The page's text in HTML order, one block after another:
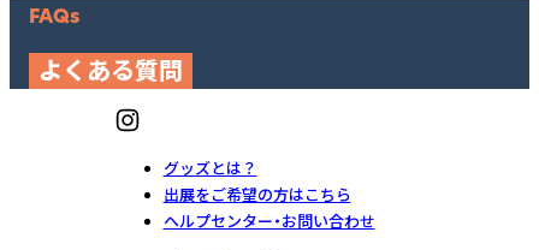
FAQs
よくある質問
グッズとは？
出展をご希望の方はこちら
ヘルプセンター・お問い合わせ